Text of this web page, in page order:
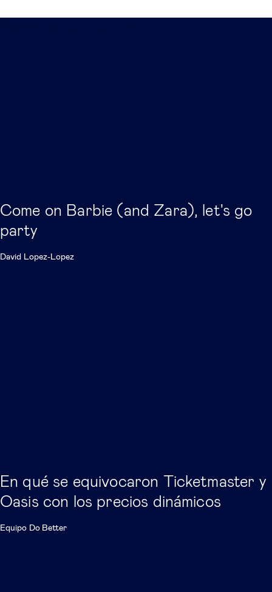
Come on Barbie (and Zara), let's go
party
David Lopez-Lopez
En qué se equivocaron Ticketmaster y
Oasis con los precios dinámicos
Equipo Do Better